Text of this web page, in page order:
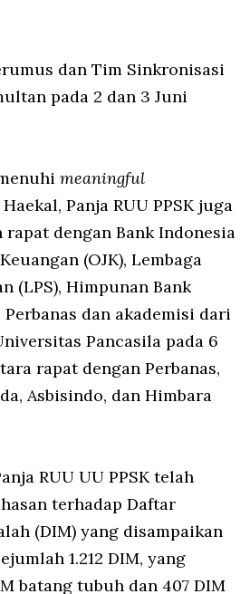
dan Tim Sinkronisasi
pada 2 dan 3 Juni
meaningful
Panja RUU PPSK juga
rapat dengan Bank Indonesia
(OJK), Lembaga
(LPS), Himpunan Bank
Perbanas dan akademisi dari
Pancasila pada 6
rapat dengan Perbanas,
Asbisindo, dan Himbara
RUU UU PPSK telah
terhadap Daftar
(DIM) yang disampaikan
1.212 DIM, yang
batang tubuh dan 407 DIM